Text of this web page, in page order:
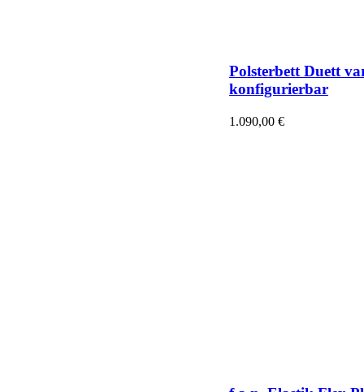
Polsterbett Duett
konfigurierbar
1.090,00 €